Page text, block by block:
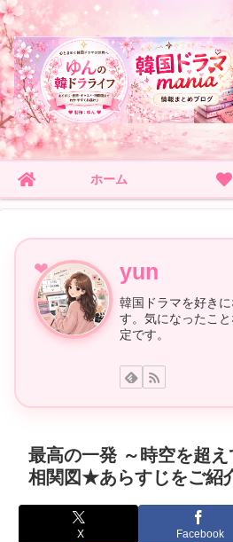
ホーム
yun
韓国ドラマを好き
す。気になったこ
定です。
最高の一発 ～時空を超
相関図★あらすじをご紹
X Facebook